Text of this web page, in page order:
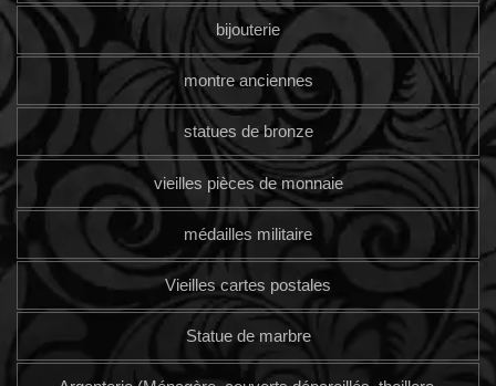
bijouterie
montre anciennes
statues de bronze
vieilles pièces de monnaie
médailles militaire
Vieilles cartes postales
Statue de marbre